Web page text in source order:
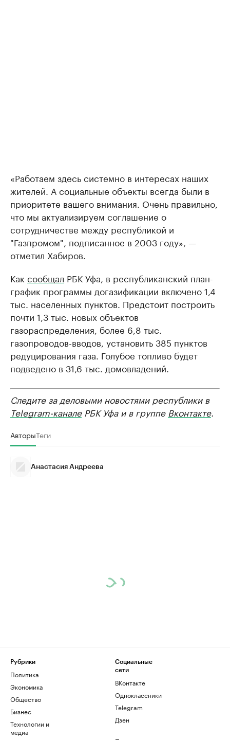
«Работаем здесь системно в интересах наших
жителей. А социальные объекты всегда были в
приоритете вашего внимания. Очень правильно,
что мы актуализируем соглашение о
сотрудничестве между республикой и
"Газпромом", подписанное в 2003 году», —
отметил Хабиров.
Как сообщал РБК Уфа, в республиканский план-
график программы догазификации включено 1,4
тыс. населенных пунктов. Предстоит построить
почти 1,3 тыс. новых объектов
газораспределения, более 6,8 тыс.
газопроводов-вводов, установить 385 пунктов
редуцирования газа. Голубое топливо будет
подведено в 31,6 тыс. домовладений.
Следите за деловыми новостями республики в
Telegram-каналеРБК Уфа и в группе Вконтакте.
АвторыТеги
Анастасия Андреева
Рубрики
Политика
Экономика
Общество
Бизнес
Технологии и
медиа
Социальные
сети
ВКонтакте
Одноклассники
Telegram
Дзен